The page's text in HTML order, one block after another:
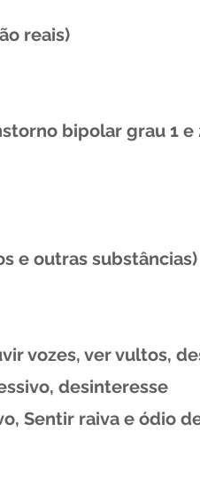
reais)
bipolar grau 1
e outras substâncias)
vozes, ver vultos,
desinteresse
Sentir raiva e ódio